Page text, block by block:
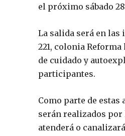
el próximo sábado
La salida será en las
221, colonia Reforma
de cuidado y
participantes.
Como parte de
serán realizados por
atenderá o